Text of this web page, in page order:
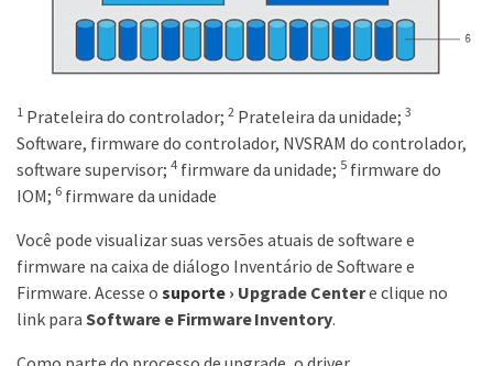
1 Prateleira do controlador; 2 Prateleira da unidade; 3
Software, firmware do controlador, NVSRAM do controlador,
software supervisor; 4 firmware da unidade; 5 firmware do
IOM; 6 firmware da unidade
Você pode visualizar suas versões atuais de software e
firmware na caixa de diálogo Inventário de Software e
Firmware. Acesse o suporte › Upgrade Centere clique no
link para Software e Firmware Inventory.